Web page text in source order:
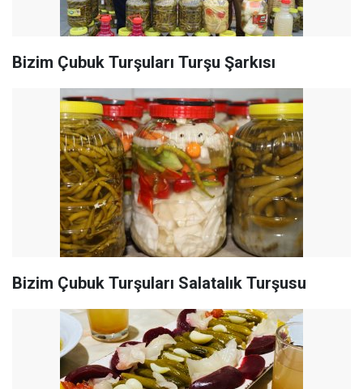
Bizim Çubuk Turşuları Turşu Şarkısı
Bizim Çubuk Turşuları Salatalık Turşusu